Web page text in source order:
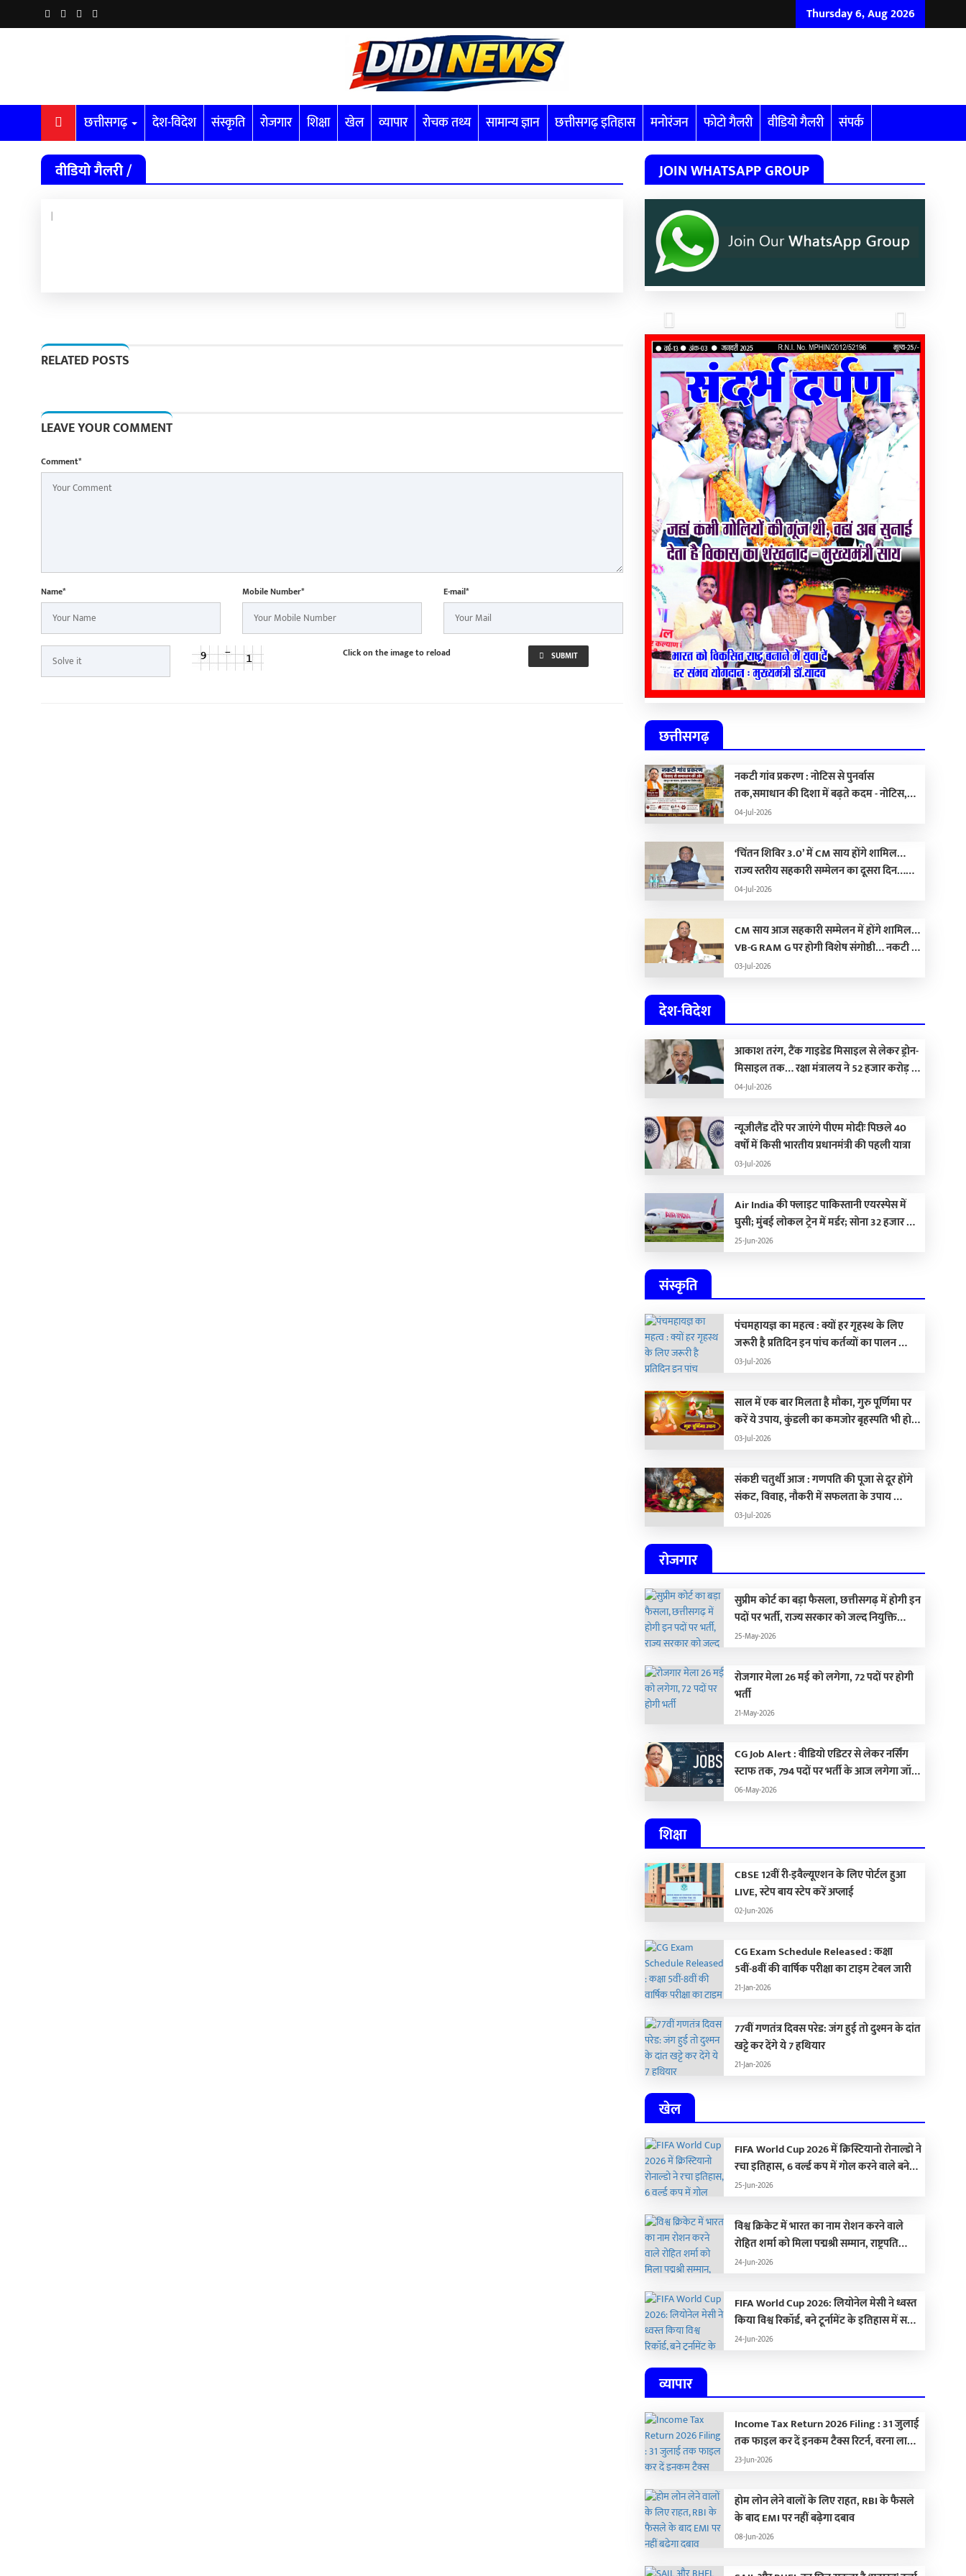
Thursday 6, Aug 2026
छत्तीसगढ़ देश-विदेश संस्कृति रोजगार शिक्षा खेल व्यापार रोचक तथ्य सामान्य ज्ञान छत्तीसगढ़ इतिहास मनोरंजन फोटो गैलरी वीडियो गैलरी संपर्क
वीडियो गैलरी /
|
RELATED POSTS
LEAVE YOUR COMMENT
Comment*
Name* Mobile Number* E-mail*
Click on the image to reload SUBMIT
JOIN WHATSAPP GROUP
Previous Next
छत्तीसगढ़
नकटी गांव प्रकरण : नोटिस से पुनर्वास
तक,समाधान की दिशा में बढ़ते कदम - नोटिस,
कार्रवाई, पुनर्वास और राजनीति का सच
04-Jul-2026
‘चिंतन शिविर 3.0’ में CM साय होंगे शामिल…
राज्य स्तरीय सहकारी सम्मेलन का दूसरा दिन…
भोरमदेव ईको ट्रेल 2026 आज से शुरू…
04-Jul-2026
CM साय आज सहकारी सम्मेलन में होंगे शामिल…
VB-G RAM G पर होगी विशेष संगोष्ठी… नकटी के
ग्रामीणों के साथ कांग्रेस आज फिर घेरेगी
03-Jul-2026
देश-विदेश
आकाश तरंग, टैंक गाइडेड मिसाइल से लेकर ड्रोन-
मिसाइल तक… रक्षा मंत्रालय ने 52 हजार करोड़ के
हथियार खरीदने की मंजूरी दी
04-Jul-2026
न्यूजीलैंड दौरे पर जाएंगे पीएम मोदीः पिछले 40
वर्षों में किसी भारतीय प्रधानमंत्री की पहली यात्रा
03-Jul-2026
Air India की फ्लाइट पाकिस्तानी एयरस्पेस में
घुसी; मुंबई लोकल ट्रेन में मर्डर; सोना 32 हजार और
चांदी 1.59 लाख रुपए सस्ती
25-Jun-2026
संस्कृति
पंचमहायज्ञ का महत्व : क्यों हर गृहस्थ के लिए
जरूरी है प्रतिदिन इन पांच कर्तव्यों का पालन …
03-Jul-2026
साल में एक बार मिलता है मौका, गुरु पूर्णिमा पर
करें ये उपाय, कुंडली का कमजोर बृहस्पति भी हो
जाएगा मजबूत …
03-Jul-2026
संकष्टी चतुर्थी आज : गणपति की पूजा से दूर होंगे
संकट, विवाह, नौकरी में सफलता के उपाय …
03-Jul-2026
रोजगार
सुप्रीम कोर्ट का बड़ा फैसला, छत्तीसगढ़ में होगी इन
पदों पर भर्ती, राज्य सरकार को जल्द नियुक्ति
प्रक्रिया पूरा करने के दिए निर्देश…
25-May-2026
रोजगार मेला 26 मई को लगेगा, 72 पदों पर होगी
भर्ती
21-May-2026
CG Job Alert : वीडियो एडिटर से लेकर नर्सिंग
स्टाफ तक, 794 पदों पर भर्ती के आज लगेगा जॉब
फेयर
06-May-2026
शिक्षा
CBSE 12वीं री-इवैल्यूएशन के लिए पोर्टल हुआ
LIVE, स्टेप बाय स्टेप करें अप्लाई
02-Jun-2026
CG Exam Schedule Released : कक्षा
5वीं-8वीं की वार्षिक परीक्षा का टाइम टेबल जारी
21-Jan-2026
77वीं गणतंत्र दिवस परेड: जंग हुई तो दुश्मन के दांत
खट्टे कर देंगे ये 7 हथियार
21-Jan-2026
खेल
FIFA World Cup 2026 में क्रिस्टियानो रोनाल्डो ने
रचा इतिहास, 6 वर्ल्ड कप में गोल करने वाले बने
पहले खिलाड़ी, आलोचकों को यूं किया शांत
25-Jun-2026
विश्व क्रिकेट में भारत का नाम रोशन करने वाले
रोहित शर्मा को मिला पद्मश्री सम्मान, राष्ट्रपति
द्रौपदी मुर्मू ने किया सम्मानित
24-Jun-2026
FIFA World Cup 2026: लियोनेल मेसी ने ध्वस्त
किया विश्व रिकॉर्ड, बने टूर्नामेंट के इतिहास में सबसे
ज्यादा गोल करने वाले खिलाड़ी
24-Jun-2026
व्यापार
Income Tax Return 2026 Filing : 31 जुलाई
तक फाइल कर दें इनकम टैक्स रिटर्न, वरना लाखों
का लगेगा जुर्माना
23-Jun-2026
होम लोन लेने वालों के लिए राहत, RBI के फैसले
के बाद EMI पर नहीं बढ़ेगा दबाव
08-Jun-2026